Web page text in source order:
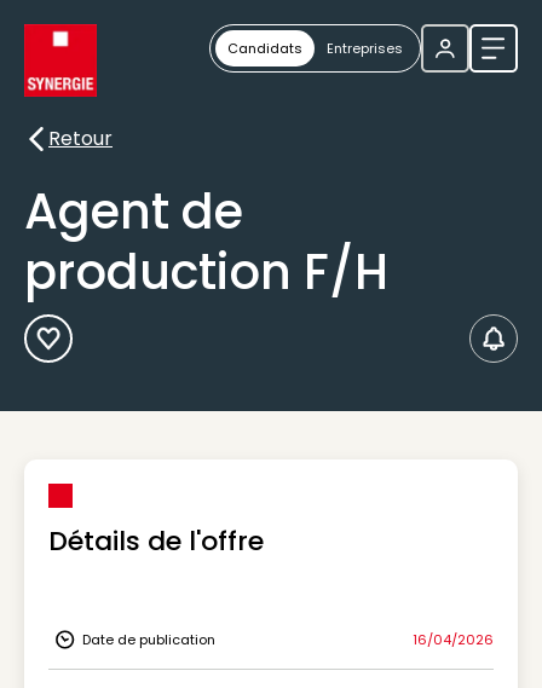
Candidats Entreprises
Retour
Retour
Agent de
production F/H
Ajouter aux Favoris
Détails de l'offre
Icon Date de publication
Date de publication 16/04/2026